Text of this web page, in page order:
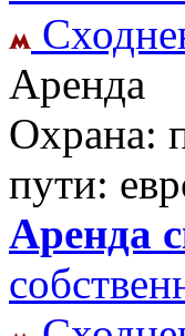
Аренда
Охрана:
пути:
Аренда